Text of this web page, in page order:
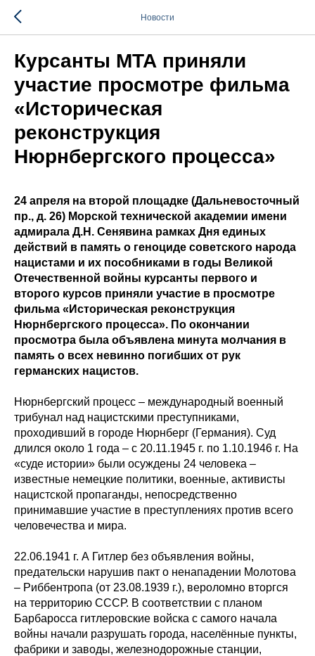
Новости
Курсанты МТА приняли
участие просмотре фильма
«Историческая
реконструкция
Нюрнбергского процесса»
24 апреля на второй площадке (Дальневосточный
пр., д. 26) Морской технической академии имени
адмирала Д.Н. Сенявина рамках Дня единых
действий в память о геноциде советского народа
нацистами и их пособниками в годы Великой
Отечественной войны курсанты первого и
второго курсов приняли участие в просмотре
фильма «Историческая реконструкция
Нюрнбергского процесса». По окончании
просмотра была объявлена минута молчания в
память о всех невинно погибших от рук
германских нацистов.
Нюрнбергский процесс – международный военный
трибунал над нацистскими преступниками,
проходивший в городе Нюрнберг (Германия). Суд
длился около 1 года – с 20.11.1945 г. по 1.10.1946 г. На
«суде истории» были осуждены 24 человека –
известные немецкие политики, военные, активисты
нацистской пропаганды, непосредственно
принимавшие участие в преступлениях против всего
человечества и мира.
22.06.1941 г. А Гитлер без объявления войны,
предательски нарушив пакт о ненападении Молотова
– Риббентропа (от 23.08.1939 г.), вероломно вторгся
на территорию СССР. В соответствии с планом
Барбаросса гитлеровские войска с самого начала
войны начали разрушать города, населённые пункты,
фабрики и заводы, железнодорожные станции,